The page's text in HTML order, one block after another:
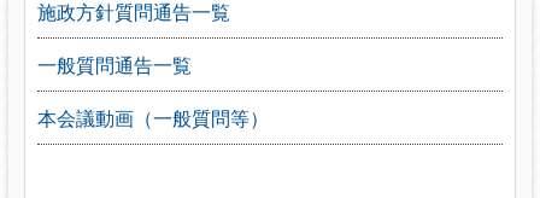
施政方針質問通告一覧
一般質問通告一覧
本会議動画（一般質問等）